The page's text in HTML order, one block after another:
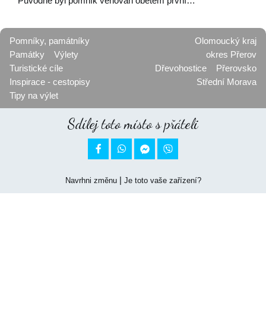
Pomníky, památníky
Památky
Výlety
Turistické cíle
Inspirace - cestopisy
Tipy na výlet
Olomoucký kraj
okres Přerov
Dřevohostice
Přerovsko
Střední Morava
Sdílej toto místo s přáteli
 
Navrhni změnu| Je toto vaše zařízení?